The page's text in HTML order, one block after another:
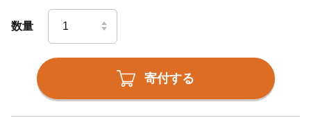
数量
寄付する